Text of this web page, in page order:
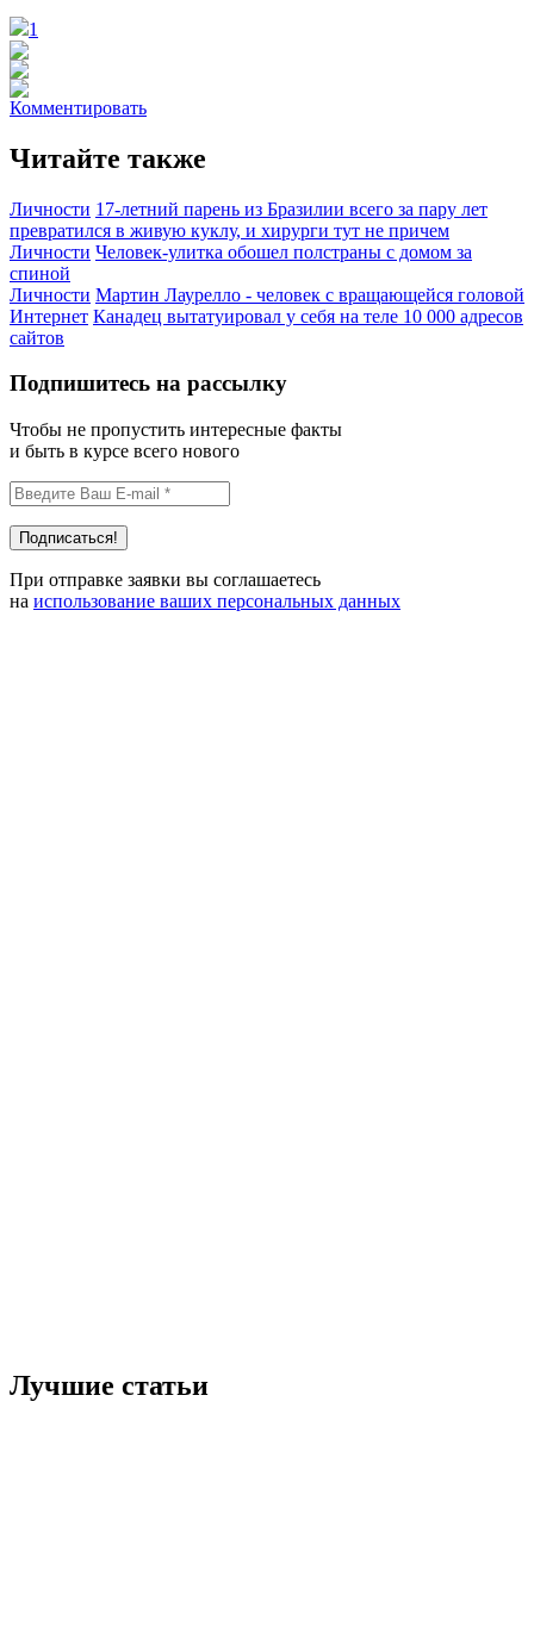
1
Комментировать
Читайте также
Личности 17-летний парень из Бразилии всего за пару лет
превратился в живую куклу, и хирурги тут не причем
Личности Человек-улитка обошел полстраны с домом за
спиной
Личности Мартин Лаурелло - человек с вращающейся головой
Интернет Канадец вытатуировал у себя на теле 10 000 адресов
сайтов
Подпишитесь на рассылку
Чтобы не пропустить интересные факты
и быть в курсе всего нового
При отправке заявки вы соглашаетесь
на использование ваших персональных данных
Лучшие статьи